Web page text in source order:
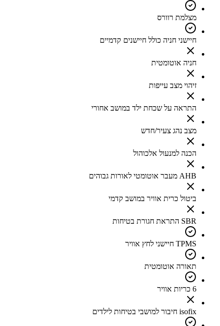
מצלמת רוורס
חיישני חניה כולל חיישנים קדמיים
חניה אוטומטית
זיהוי מצב עייפות
התראה על שכחת ילד במושב אחורי
מצב נהג צעיר/חדש
הכנה למנעול אלכוהול
AHB מעבר אוטומטי לאורות גבוהים
ביטול כרית אוויר במושב קדמי
SBR התראת חגורת בטיחות
TPMS חיישני לחץ אוויר
תאורה אוטומטית
6 כריות אוויר
isofix חיבור למושבי בטיחות לילדים